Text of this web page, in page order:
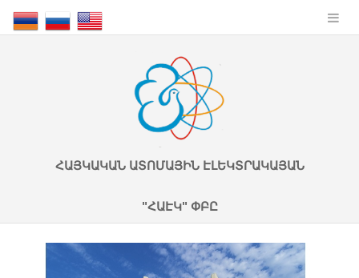
ՀԱՅԿԱԿԱՆ ԱՏՈՄԱՅԻՆ ԷԼԵԿՏՐԱԿԱՅԱՆ
"ՀԱԷԿ" ՓԲԸ